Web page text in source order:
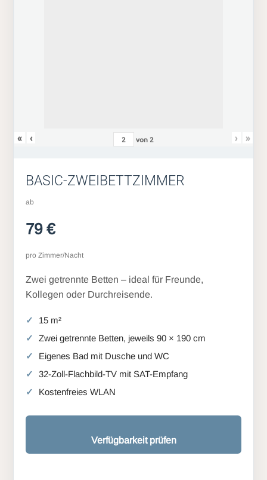
« ‹ von 2 › »
BASIC-ZWEIBETTZIMMER
ab
79 €
pro Zimmer/Nacht
Zwei getrennte Betten – ideal für Freunde,
Kollegen oder Durchreisende.
15 m²
Zwei getrennte Betten, jeweils 90 × 190 cm
Eigenes Bad mit Dusche und WC
32-Zoll-Flachbild-TV mit SAT-Empfang
Kostenfreies WLAN
Verfügbarkeit prüfen